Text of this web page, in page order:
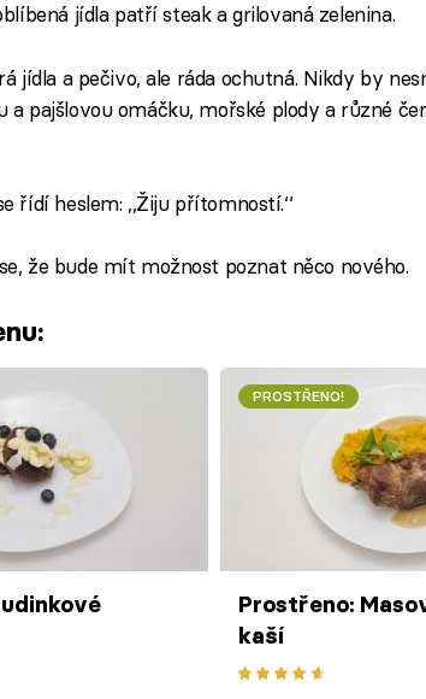
jídla patří steak a grilovaná zelenina.
jídla a pečivo, ale ráda ochutná. Nikdy by
a pajšlovou omáčku, mořské plody a různé
řídí heslem: ,,Žiju přítomností.‘‘
že bude mít možnost poznat něco nového.
PROSTŘENO!
Prostřeno:
kaší